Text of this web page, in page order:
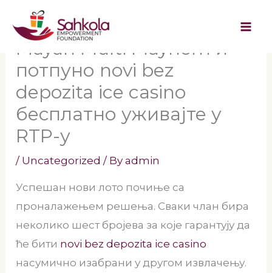
Демонстрација слота
Mayan Multi Mayhem и
потпуно novi bez
depozita ice casino
бесплатно уживајте у
RTP-у
/ Uncategorized / Byadmin
Успешан нови лото почиње са
проналажењем решења. Сваки члан бира
неколико шест бројева за које гарантују да
ће бити novi bez depozita ice casino
насумично изабрани у другом извлачењу.